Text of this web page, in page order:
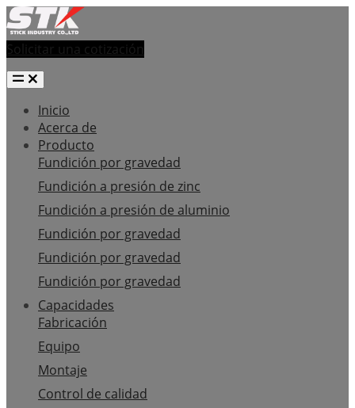
Solicitar una cotización
Inicio
Acerca de
Producto
Fundición por gravedad
Fundición a presión de zinc
Fundición a presión de aluminio
Fundición por gravedad
Fundición por gravedad
Fundición por gravedad
Capacidades
Fabricación
Equipo
Montaje
Control de calidad